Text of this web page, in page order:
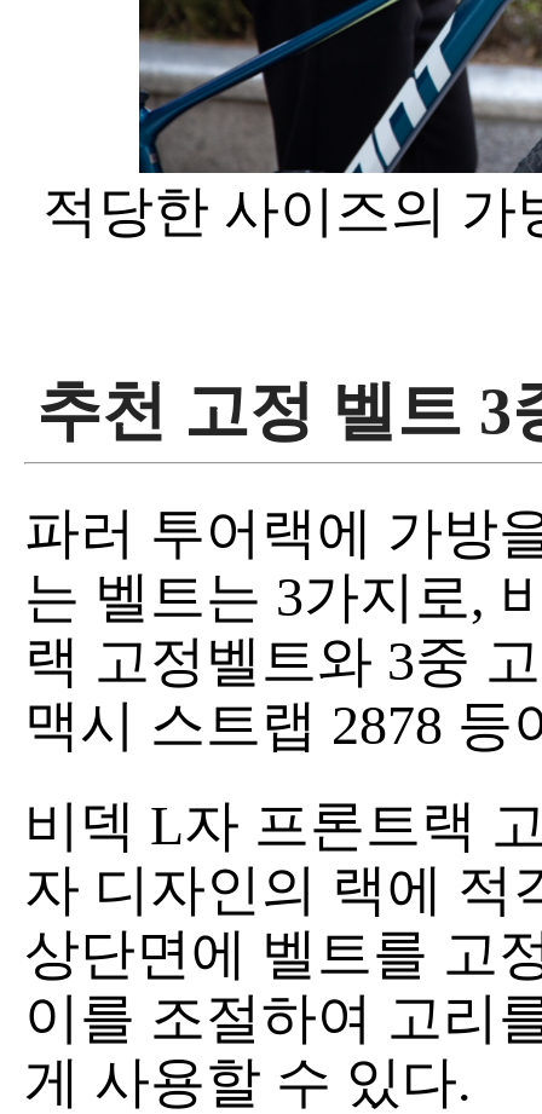
적당한 사이즈의 가
추천 고정 벨트 3
파러 투어랙에 가방
는 벨트는 3가지로,
랙 고정벨트와 3중
맥시 스트랩 2878 등
비덱 L자 프론트랙
자 디자인의 랙에 적
상단면에 벨트를 고
이를 조절하여 고리
게 사용할 수 있다.